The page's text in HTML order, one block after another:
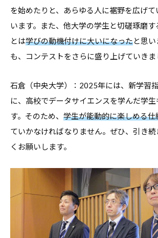
を始めたりと、あらゆる人に裾野を広げて
います。また、他大学の学生と切磋琢磨
とは学びの動機付けに大いになったと思
も、コンテストをさらに盛り上げていきま
石倉（中央大学）：2025年には、新学習
に、高校でデータサイエンスを学んだ学
す。そのため、 学生が能動的に楽しめる仕
ていかなければなりません。ぜひ、引き
くお願いします。